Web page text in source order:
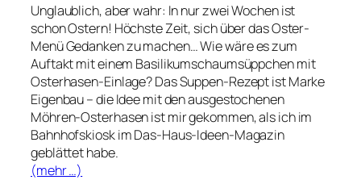
Unglaublich, aber wahr: In nur zwei Wochen ist
schon Ostern! Höchste Zeit, sich über das Oster-
Menü Gedanken zu machen… Wie wäre es zum
Auftakt mit einem Basilikumschaumsüppchen mit
Osterhasen-Einlage? Das Suppen-Rezept ist Marke
Eigenbau – die Idee mit den ausgestochenen
Möhren-Osterhasen ist mir gekommen, als ich im
Bahnhofskiosk im Das-Haus-Ideen-Magazin
geblättet habe.
(mehr …)